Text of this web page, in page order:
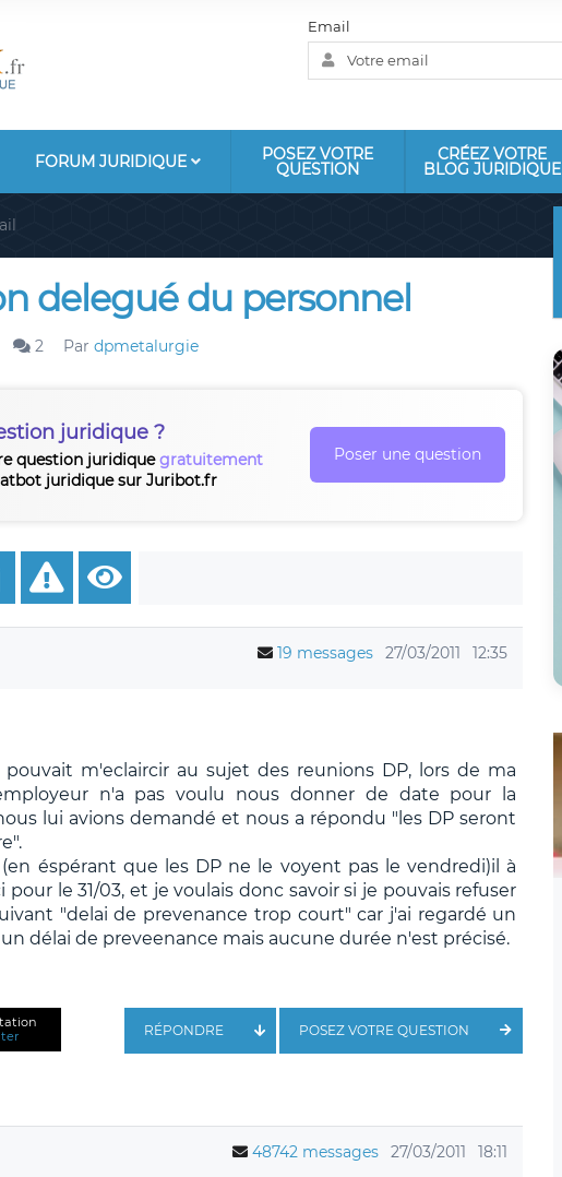
Email
FORUM JURIDIQUE POSEZ VOTRE
QUESTION
CRÉEZ VOTRE
BLOG JURIDIQUE
delegué du personnel
2 Par dpmetalurgie
juridique ?
question juridiquegratuitement
juridique sur Juribot.fr
Poser une question
19 messages 27/03/2011 12:35
m'eclaircir au sujet des reunions DP, lors de ma
n'a pas voulu nous donner de date pour la
lui avions demandé et nous a répondu "les DP seront
éspérant que les DP ne le voyent pas le vendredi)il à
le 31/03, et je voulais donc savoir si je pouvais refuser
"delai de prevenance trop court" car j'ai regardé un
délai de preveenance mais aucune durée n'est précisé.
POSEZ VOTRE QUESTION
RÉPONDRE
48742 messages 27/03/2011 18:11